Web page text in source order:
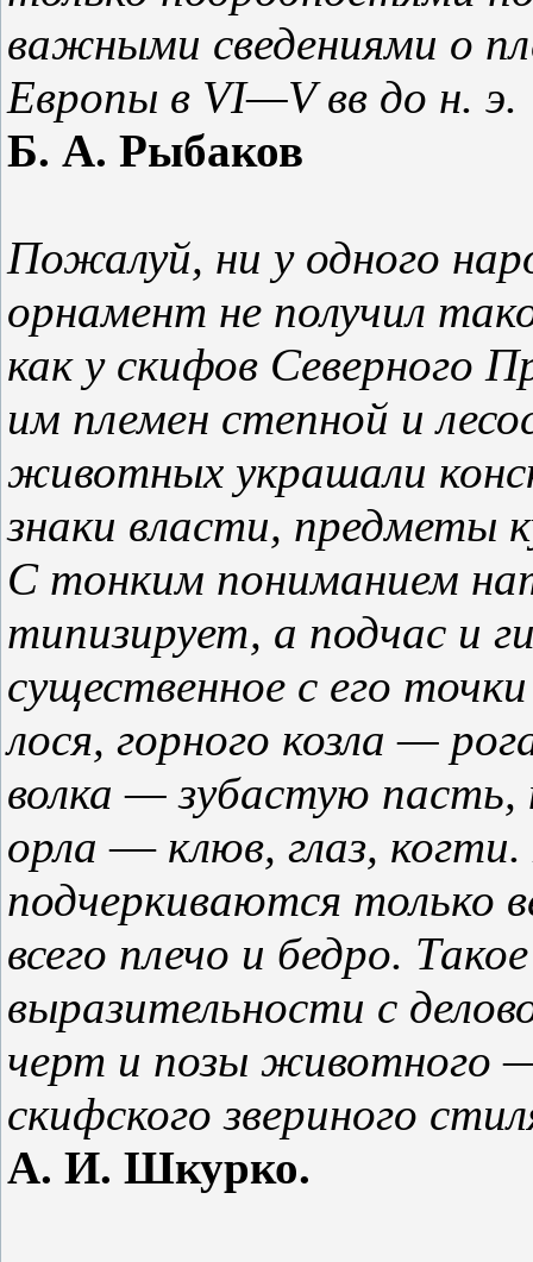
важными сведениями о
Европы в VI—V вв до н. э.
Б. А. Рыбаков
Пожалуй, ни у одного
орнамент не получил
как у скифов Северного
им племен степной и
животных украшали
знаки власти, предметы
С тонким пониманием
типизирует, а подчас и
существенное с его
лося, горного козла —
волка — зубастую пасть,
орла— клюв, глаз,
подчеркиваются только
всего плечо и бедро.
выразительности с
черт и позы животного
скифского звериного
А. И. Шкурко.